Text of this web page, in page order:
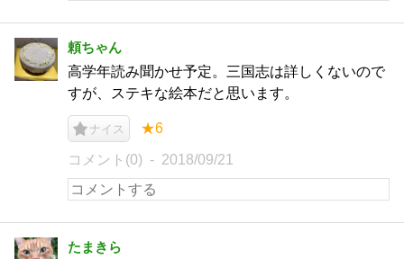
頼ちゃん
高学年読み聞かせ予定。三国志は詳しくないので
すが、ステキな絵本だと思います。
ナイス ★6
コメント(0) 2018/09/21
たまきら